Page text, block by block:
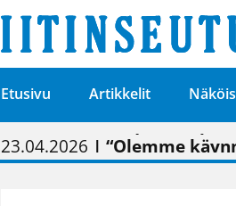
Etusivu Artikkelit
01.02.2026 | Painon
05.02.2026 | Uudistettu
23.04.2026 | “Olemme
09.05.2026| "Maalla on